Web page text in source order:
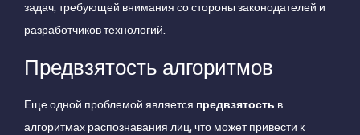
задач, требующей внимания со стороны законодателей и
разработчиков технологий.
Предвзятость алгоритмов
Еще одной проблемой является предвзятость в
алгоритмах распознавания лиц, что может привести к